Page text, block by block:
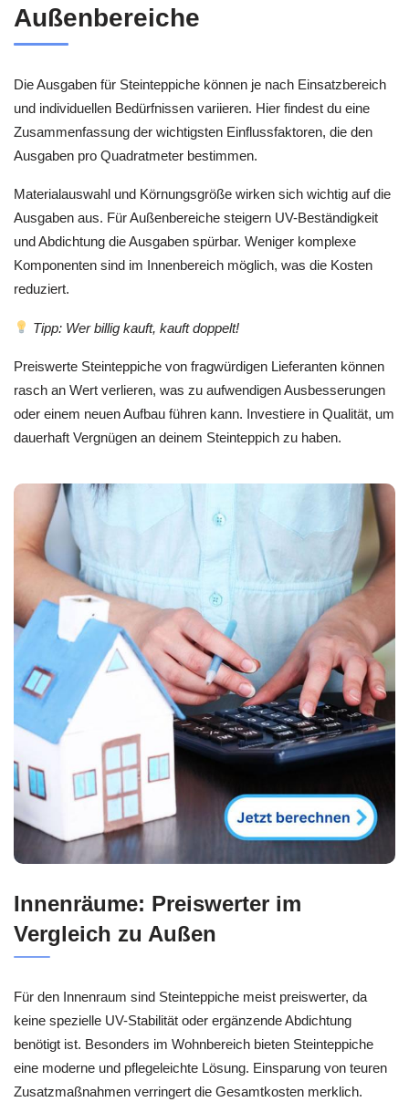
Außenbereiche
Die Ausgaben für Steinteppiche können je nach Einsatzbereich
und individuellen Bedürfnissen variieren. Hier findest du eine
Zusammenfassung der wichtigsten Einflussfaktoren, die den
Ausgaben pro Quadratmeter bestimmen.
Materialauswahl und Körnungsgröße wirken sich wichtig auf die
Ausgaben aus. Für Außenbereiche steigern UV-Beständigkeit
und Abdichtung die Ausgaben spürbar. Weniger komplexe
Komponenten sind im Innenbereich möglich, was die Kosten
reduziert.
Tipp: Wer billig kauft, kauft doppelt!
Preiswerte Steinteppiche von fragwürdigen Lieferanten können
rasch an Wert verlieren, was zu aufwendigen Ausbesserungen
oder einem neuen Aufbau führen kann. Investiere in Qualität, um
dauerhaft Vergnügen an deinem Steinteppich zu haben.
Innenräume: Preiswerter im
Vergleich zu Außen
Für den Innenraum sind Steinteppiche meist preiswerter, da
keine spezielle UV-Stabilität oder ergänzende Abdichtung
benötigt ist. Besonders im Wohnbereich bieten Steinteppiche
eine moderne und pflegeleichte Lösung. Einsparung von teuren
Zusatzmaßnahmen verringert die Gesamtkosten merklich.